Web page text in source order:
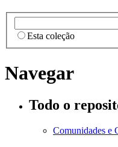
Esta coleção
Navegar
Todo o
Comunidades e